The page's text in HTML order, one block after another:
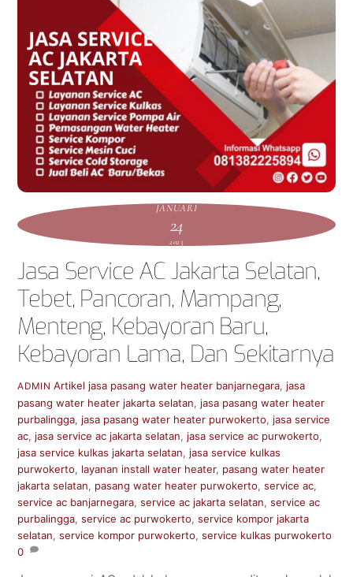
JANUARI
24
2023
Jasa Service AC Jakarta Selatan,
Tebet, Pancoran, Mampang,
Menteng, Kebayoran Baru,
Kebayoran Lama, Dan Sekitarnya
ADMIN Artikel jasa pasang water heater banjarnegara, jasa
pasang water heater jakarta selatan, jasa pasang water heater
purbalingga, jasa pasang water heater purwokerto, jasa service
ac, jasa service ac jakarta selatan, jasa service ac purwokerto,
jasa service kulkas jakarta selatan, jasa service kulkas
purwokerto, layanan install water heater, pasang water heater
jakarta selatan, pasang water heater purwokerto,service ac,
service ac banjarnegara,service ac jakarta selatan,service ac
purbalingga,service ac purwokerto,service kompor jakarta
selatan,service kompor purwokerto,service kulkas purwokerto
0